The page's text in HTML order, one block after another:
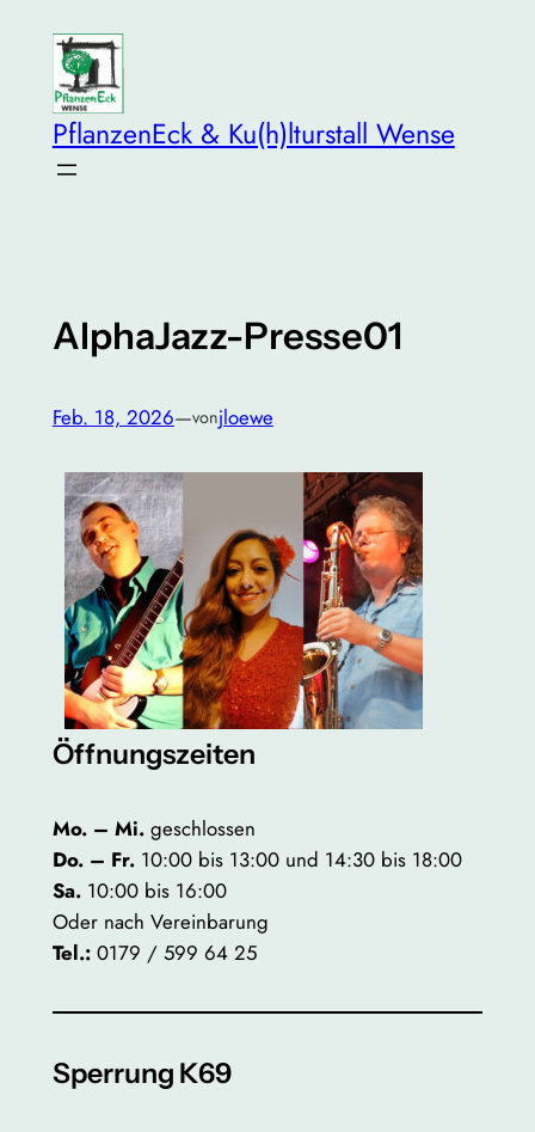
springen
PflanzenEck & Ku(h)lturstall Wense
AlphaJazz-Presse01
Feb. 18, 2026—vonjloewe
Öffnungszeiten
Mo. – Mi.geschlossen
Do. – Fr. 10:00 bis 13:00 und 14:30 bis 18:00
Sa.10:00 bis 16:00
Oder nach Vereinbarung
Tel.:0179 / 599 64 25
Sperrung K69